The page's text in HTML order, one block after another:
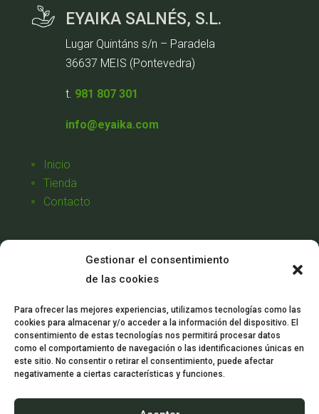
Gestionar el consentimiento
de las cookies
Para ofrecer las mejores experiencias, utilizamos tecnologías como las
cookies para almacenar y/o acceder a la información del dispositivo. El
consentimiento de estas tecnologías nos permitirá procesar datos
como el comportamiento de navegación o las identificaciones únicas en
este sitio. No consentir o retirar el consentimiento, puede afectar
negativamente a ciertas características y funciones.
EYAIKA SALNÉS, S.L.
Lugar Quintáns s/n – Paradela
36637 MEIS (Pontevedra)
t. 981 807 301
info@eyaika.com
Inicio
Tienda
Contacto
Aviso Legal
Política de Privacidad
Condiciones de Venta
Mi Cuenta